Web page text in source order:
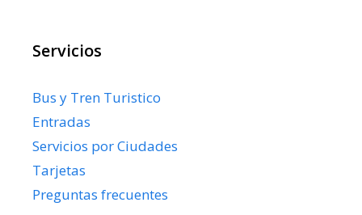
Servicios
Bus y Tren Turistico
Entradas
Servicios por Ciudades
Tarjetas
Preguntas frecuentes